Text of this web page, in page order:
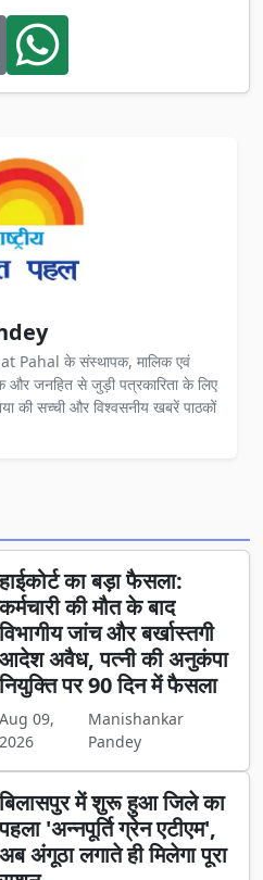
Pahal के संस्थापक, मालिक एवं
और जनहित से जुड़ी पत्रकारिता के लिए
की सच्ची और विश्वसनीय खबरें पाठकों
का बड़ा फैसला:
की मौत के बाद
जांच और बर्खास्तगी
आदेश अवैध, पत्नी की अनुकंपा
पर 90 दिन में फैसला
Aug 09,
2026
Manishankar
Pandey
में शुरू हुआ जिले का
'अन्नपूर्ति ग्रेन एटीएम',
अब अंगूठा लगाते ही मिलेगा पूरा